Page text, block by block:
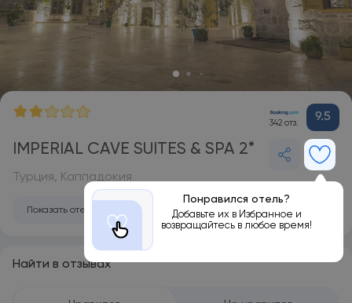
342 отз. 9.5
IMPERIAL CAVE SUITES & SPA 2*
Понравился отель?
Добавьте их в Избранное и
возвращайтесь в любое время!
Турция, Каппадокия
Показать отель на карте
Найти в отзывах